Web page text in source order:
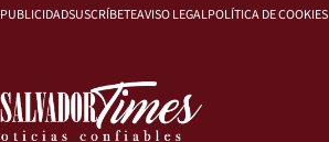
PUBLICIDADSUSCRÍBETEAVISO LEGALPOLÍTICA DE COOKIES